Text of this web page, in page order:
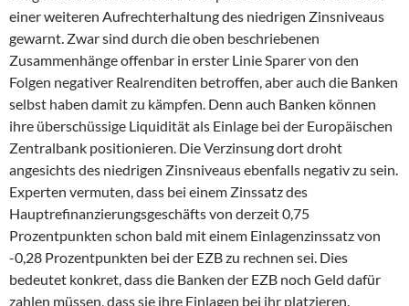
einer weiteren Aufrechterhaltung des niedrigen Zinsniveaus
gewarnt. Zwar sind durch die oben beschriebenen
Zusammenhänge offenbar in erster Linie Sparer von den
Folgen negativer Realrenditen betroffen, aber auch die Banken
selbst haben damit zu kämpfen. Denn auch Banken können
ihre überschüssige Liquidität als Einlage bei der Europäischen
Zentralbank positionieren. Die Verzinsung dort droht
angesichts des niedrigen Zinsniveaus ebenfalls negativ zu sein.
Experten vermuten, dass bei einem Zinssatz des
Hauptrefinanzierungsgeschäfts von derzeit 0,75
Prozentpunkten schon bald mit einem Einlagenzinssatz von
-0,28 Prozentpunkten bei der EZB zu rechnen sei. Dies
bedeutet konkret, dass die Banken der EZB noch Geld dafür
zahlen müssen, dass sie ihre Einlagen bei ihr platzieren.